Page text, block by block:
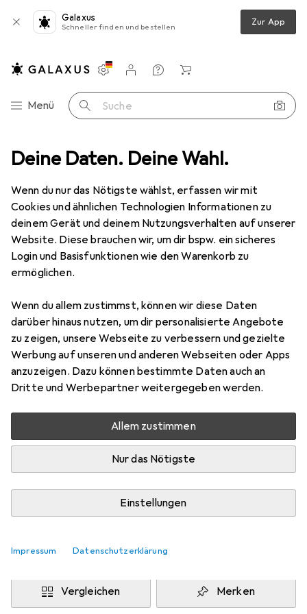
Deine Daten. Deine Wahl.
Wenn du nur das Nötigste wählst, erfassen wir mit
Cookies und ähnlichen Technologien Informationen zu
deinem Gerät und deinem Nutzungsverhalten auf unserer
Website. Diese brauchen wir, um dir bspw. ein sicheres
Login und Basisfunktionen wie den Warenkorb zu
ermöglichen.
Wenn du allem zustimmst, können wir diese Daten
darüber hinaus nutzen, um dir personalisierte Angebote
zu zeigen, unsere Webseite zu verbessern und gezielte
Werbung auf unseren und anderen Webseiten oder Apps
anzuzeigen. Dazu können bestimmte Daten auch an
Dritte und Werbepartner weitergegeben werden.
Allem zustimmen
Nur das Nötigste
Einstellungen
Impressum Datenschutzerklärung
Galaxus
Schneller finden und bestellen Zur App
Navigation nach Kategorien
Menü Suche
Einstellungen
Kundenkonto
Vergleichslisten
Merklisten
Warenkorb
Teppiche Teppich Snapstyle Schlingen Teppich Alma Meliert
9 Bilder
SnapstyleSchlingen Teppich Alma
Meliert
100 x 100 cm
Preis in EUR inkl. MwSt.
EUR
29,90
Bewertungen Marke
Mehr von Snapstyle
Mehr als 10 Stück an Lager beim Drittanbieter
Lieferort angeben für genaue Lieferzeit
teppichversand24DE
In den Warenkorb
Vergleichen Merken